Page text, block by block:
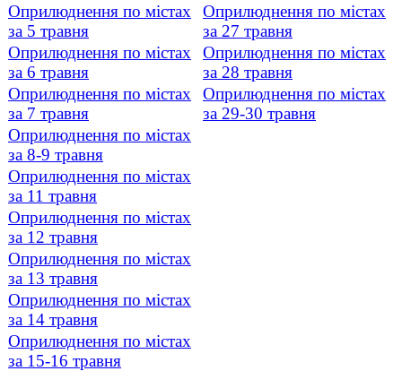
Оприлюднення по містах
за 5 травня
Оприлюднення по містах
за 27 травня
Оприлюднення по містах
за 6 травня
Оприлюднення по містах
за 28 травня
Оприлюднення по містах
за 7 травня
Оприлюднення по містах
за 29-30 травня
Оприлюднення по містах
за 8-9 травня
Оприлюднення по містах
за 11 травня
Оприлюднення по містах
за 12 травня
Оприлюднення по містах
за 13 травня
Оприлюднення по містах
за 14 травня
Оприлюднення по містах
за 15-16 травня